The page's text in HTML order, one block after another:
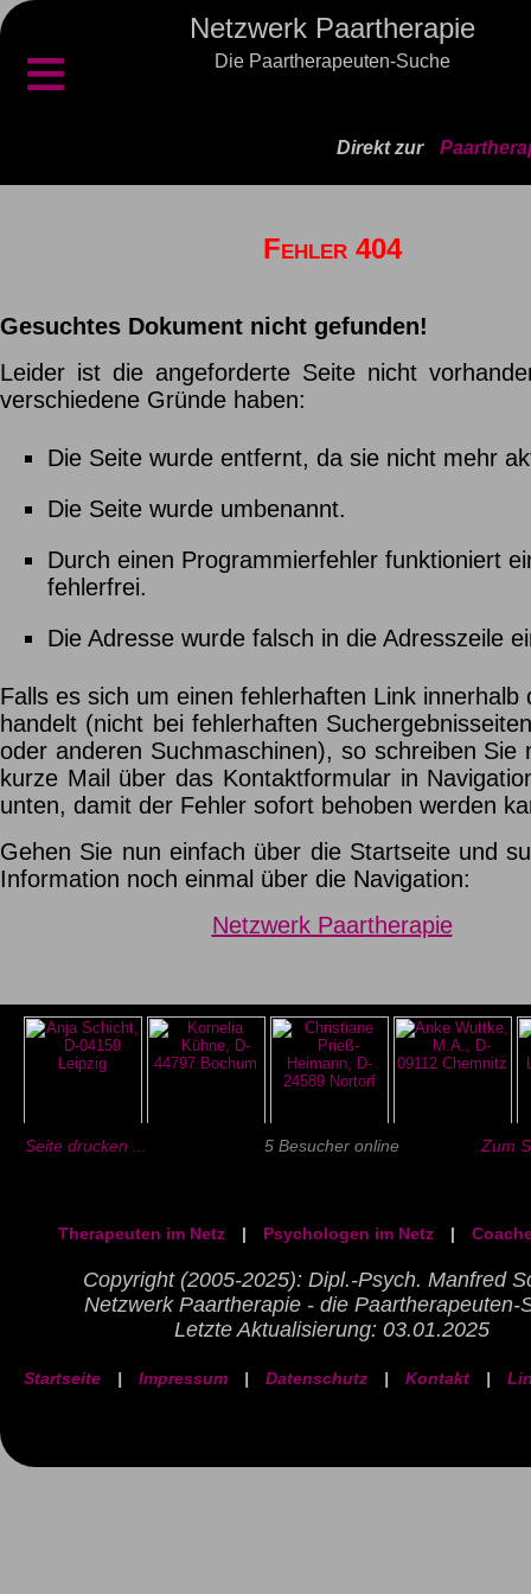
Netzwerk Paartherapie
Die Paartherapeuten-Suche
≡
Direkt zur
Fehler 404
Gesuchtes Dokument nicht gefunden!
Leider ist die angeforderte Seite nicht
verschiedene Gründe haben:
Die Seite wurde entfernt, da sie nicht mehr
Die Seite wurde umbenannt.
Durch einen Programmierfehler funktioniert
fehlerfrei.
Die Adresse wurde falsch in die Adresszeile
Falls es sich um einen fehlerhaften Link innerhalb
handelt (nicht bei fehlerhaften
oder anderen Suchmaschinen), so schreiben Sie
kurze Mail über das Kontaktformular in
unten, damit der Fehler sofort behoben werden
Gehen Sie nun einfach über die Startseite und
Information noch einmal über die Navigation:
Netzwerk Paartherapie
Seite drucken ... 5 Besucher online Zum
Therapeuten im Netz | Psychologen im Netz |
Copyright (2005-2025): Dipl.-Psych. Manfred
Netzwerk Paartherapie - die Paartherapeuten-
Letzte Aktualisierung: 03.01.2025
Startseite | Impressum | Datenschutz | Kontakt |